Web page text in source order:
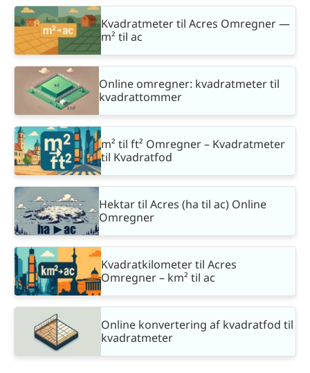
Kvadratmeter til Acres Omregner —
m² til ac
Online omregner: kvadratmeter til
kvadrattommer
m² til ft² Omregner – Kvadratmeter
til Kvadratfod
Hektar til Acres (ha til ac) Online
Omregner
Kvadratkilometer til Acres
Omregner – km² til ac
Online konvertering af kvadratfod til
kvadratmeter